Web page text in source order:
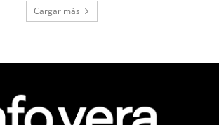
Cargar más